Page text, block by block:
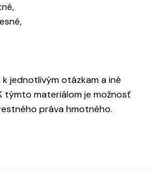
jednotlivým otázkam a iné
týmto materiálom je možnosť
práva hmotného.